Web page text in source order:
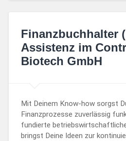
Finanzbuchhalter
Assistenz im
Biotech GmbH
Mit Deinem Know-how sorgst
Finanzprozesse zuverlässig
fundierte
bringst Deine Ideen zur